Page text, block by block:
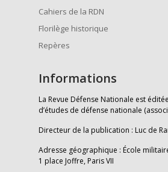
Cahiers de la RDN
Florilège historique
Repères
Informations
La Revue Défense Nationale est
d’études de défense nationale
Directeur de la publication : Luc de
Adresse géographique : École
1 place Joffre, Paris VII